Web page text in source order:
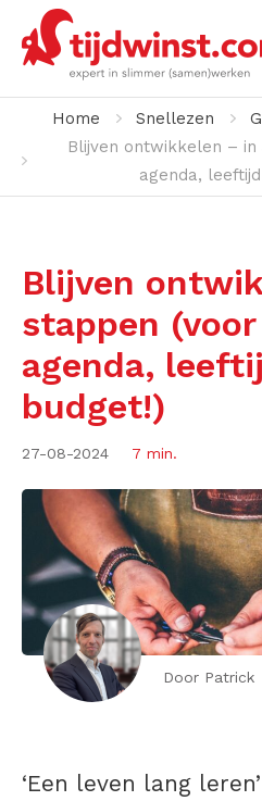
Home Snellezen
Blijven ontwikkelen –
agenda,
Blijven
stappen
agenda,
budget!)
27-08-2024 7 min.
Door Patrick
‘Een leven lang